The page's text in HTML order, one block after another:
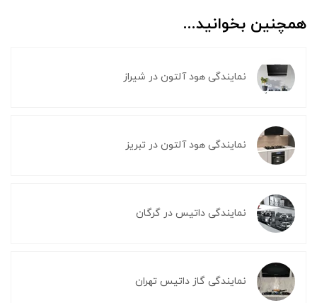
همچنین بخوانید...
نمایندگی هود آلتون در شیراز
نمایندگی هود آلتون در تبریز
نمایندگی داتیس در گرگان
نمایندگی گاز داتیس تهران